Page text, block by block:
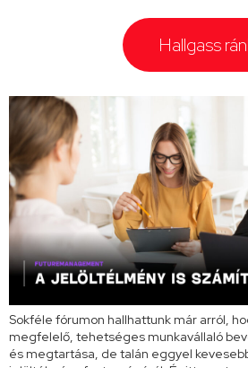
Hallgass
Sokféle fórumon hallhattunk már arról,
megfelelő, tehetséges munkavállaló
és megtartása, de talán eggyel